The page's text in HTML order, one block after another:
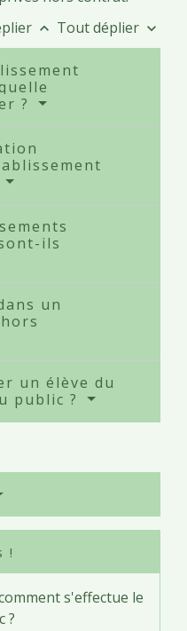
keyboard_arrow_up Tout déplier keyboard_arrow_down
?
ils
un
un élève du
public ?
!
s'effectue le
?